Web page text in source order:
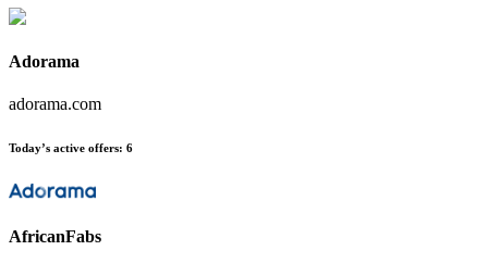
Adorama
adorama.com
Today’s active offers: 6
AfricanFabs